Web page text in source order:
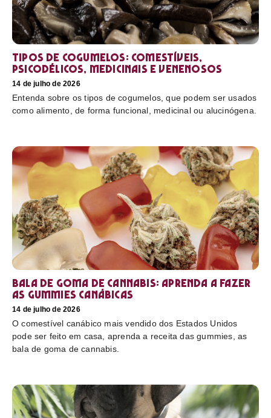
Tipos de cogumelos: comestíveis,
psicodélicos, medicinais e venenosos
14 de julho de 2026
Entenda sobre os tipos de cogumelos, que podem ser usados
como alimento, de forma funcional, medicinal ou alucinógena.
Bala de goma de cannabis: aprenda a fazer
as gummies canábicas
14 de julho de 2026
O comestível canábico mais vendido dos Estados Unidos
pode ser feito em casa, aprenda a receita das gummies, as
bala de goma de cannabis.